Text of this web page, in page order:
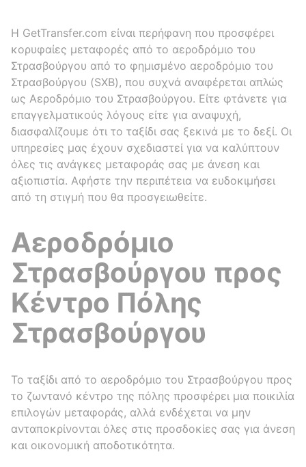
Η GetTransfer.com είναι περήφανη που προσφέρει
κορυφαίες μεταφορές από το αεροδρόμιο του
Στρασβούργου από το φημισμένο αεροδρόμιο του
Στρασβούργου (SXB), που συχνά αναφέρεται απλώς
ως Αεροδρόμιο του Στρασβούργου. Είτε φτάνετε για
επαγγελματικούς λόγους είτε για αναψυχή,
διασφαλίζουμε ότι το ταξίδι σας ξεκινά με το δεξί. Οι
υπηρεσίες μας έχουν σχεδιαστεί για να καλύπτουν
όλες τις ανάγκες μεταφοράς σας με άνεση και
αξιοπιστία. Αφήστε την περιπέτεια να ευδοκιμήσει
από τη στιγμή που θα προσγειωθείτε.
Αεροδρόμιο
Στρασβούργου προς
Κέντρο Πόλης
Στρασβούργου
Το ταξίδι από το αεροδρόμιο του Στρασβούργου προς
το ζωντανό κέντρο της πόλης προσφέρει μια ποικιλία
επιλογών μεταφοράς, αλλά ενδέχεται να μην
ανταποκρίνονται όλες στις προσδοκίες σας για άνεση
και οικονομική αποδοτικότητα.